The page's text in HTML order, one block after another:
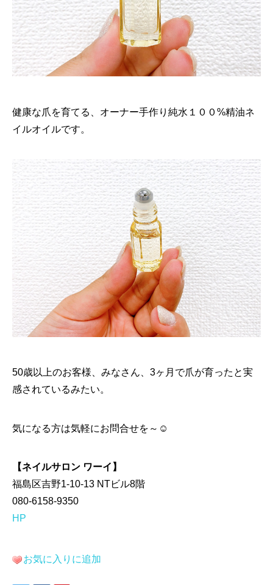
健康な爪を育てる、オーナー手作り純水１００%精油ネ
イルオイルです。
50歳以上のお客様、みなさん、3ヶ月で爪が育ったと実
感されているみたい。
気になる方は気軽にお問合せを～☺
【ネイルサロン ワーイ】
福島区吉野1-10-13 NTビル8階
080-6158-9350
HP
お気に入りに追加